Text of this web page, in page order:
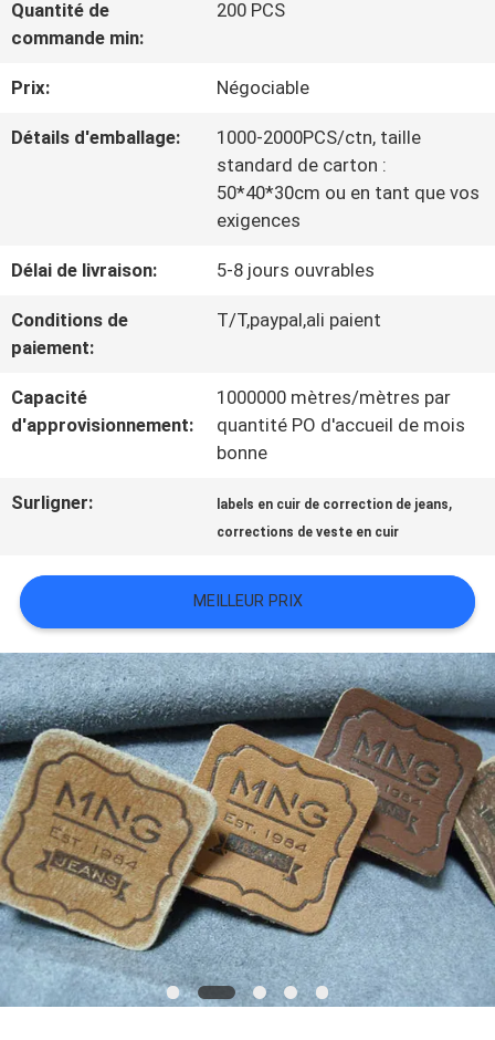
D'USINE
CONTRÔLE
DE
CONTACT
NOUVELLES
TOUS
CAS
VR
SHOW
PLAN
DU
SITE
POLITIQUE
DE
Quantité de
commande min:
200 PCS
Prix: Négociable
Détails d'emballage:
1000-2000PCS/ctn, taille
standard de carton :
50*40*30cm ou en tant que vos
exigences
Délai de livraison: 5-8 jours ouvrables
Conditions de
paiement:
T/T,paypal,ali paient
Capacité
d'approvisionnement:
1000000 mètres/mètres par
quantité PO d'accueil de mois
bonne
Surligner: labels en cuir de correction de jeans,
corrections de veste en cuir
MEILLEUR PRIX